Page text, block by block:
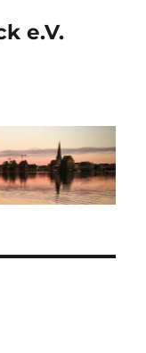
e.V.